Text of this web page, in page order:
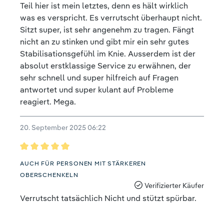
Teil hier ist mein letztes, denn es hält wirklich
was es verspricht. Es verrutscht überhaupt nicht.
Sitzt super, ist sehr angenehm zu tragen. Fängt
nicht an zu stinken und gibt mir ein sehr gutes
Stabilisationsgefühl im Knie. Ausserdem ist der
absolut erstklassige Service zu erwähnen, der
sehr schnell und super hilfreich auf Fragen
antwortet und super kulant auf Probleme
reagiert. Mega.
20. September 2025 06:22
Bewertung mit 5 von 5 Sternen
AUCH FÜR PERSONEN MIT STÄRKEREN
OBERSCHENKELN
Verifizierter Käufer
Verrutscht tatsächlich Nicht und stützt spürbar.